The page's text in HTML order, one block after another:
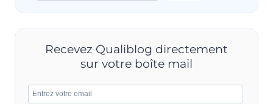
ENNUYEUX
QUE
ÇA)
Recevez Qualiblog directement
sur votre boîte mail